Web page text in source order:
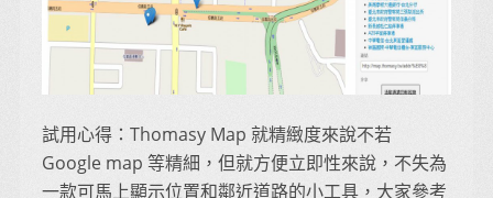
試用心得：Thomasy Map 就精緻度來說不若
Google map 等精細，但就方便立即性來說，不失為
一款可馬上顯示位置和鄰近道路的小工具，大家參考